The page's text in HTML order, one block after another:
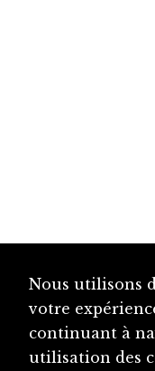
Nous utilisons
votre
continuant à
utilisation des